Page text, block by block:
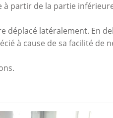
à partir de la partie
déplacé latéralement. En
à cause de sa facilité de